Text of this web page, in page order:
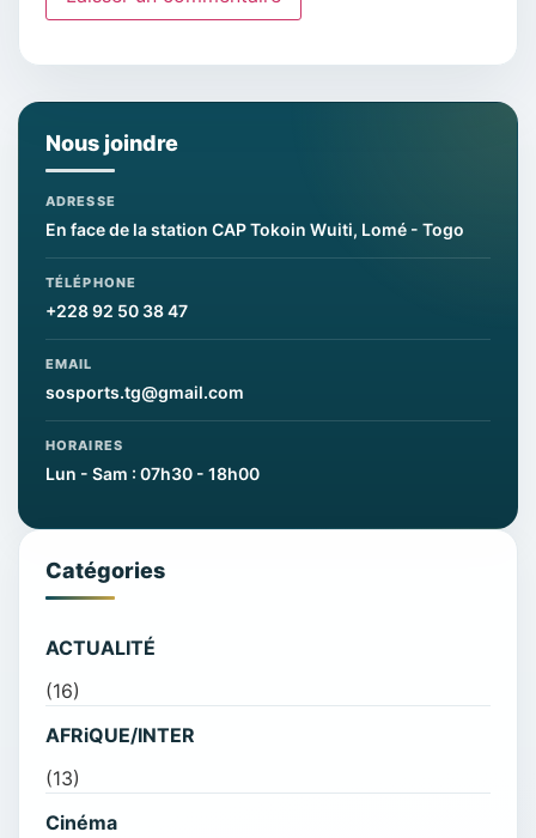
Nous joindre
ADRESSE
En face de la station CAP Tokoin Wuiti, Lomé - Togo
TÉLÉPHONE
+228 92 50 38 47
EMAIL
sosports.tg@gmail.com
HORAIRES
Lun - Sam : 07h30 - 18h00
Catégories
ACTUALITÉ
(16)
AFRiQUE/INTER
(13)
Cinéma